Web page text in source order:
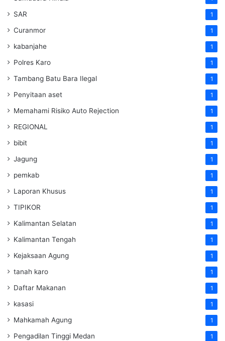
SAR 1
Curanmor 1
kabanjahe 1
Polres Karo 1
Tambang Batu Bara Ilegal 1
Penyitaan aset 1
Memahami Risiko Auto Rejection 1
REGIONAL 1
bibit 1
Jagung 1
pemkab 1
Laporan Khusus 1
TIPIKOR 1
Kalimantan Selatan 1
Kalimantan Tengah 1
Kejaksaan Agung 1
tanah karo 1
Daftar Makanan 1
kasasi 1
Mahkamah Agung 1
Pengadilan Tinggi Medan 1